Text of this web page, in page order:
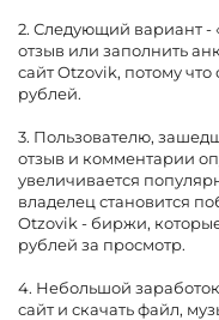
2. Следующий вариант -
отзыв или заполнить
сайт Otzovik, потому что
рублей.
3. Пользователю,
отзыв и комментарии
увеличивается
владелец становится
Otzovik - биржи, которые
рублей за просмотр.
4. Небольшой
сайт и скачать файл,